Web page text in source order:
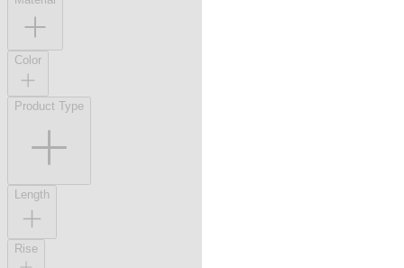
Color
Product Type
Length
Rise